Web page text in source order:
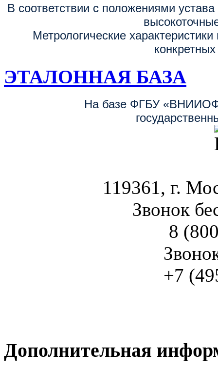
В соответствии с положениями
Метрологические
ЭТАЛОННАЯ БАЗА
На базе ФГБУ
119361, г.
Звонок
8
+7
Дополнительная